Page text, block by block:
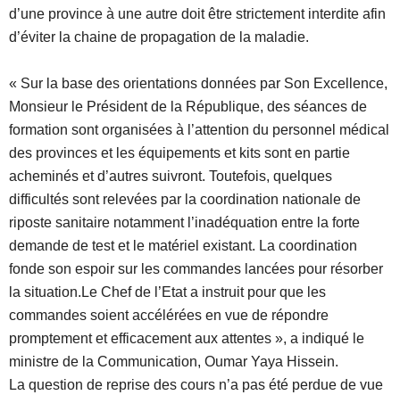
d’une province à une autre doit être strictement interdite afin
d’éviter la chaine de propagation de la maladie.
« Sur la base des orientations données par Son Excellence,
Monsieur le Président de la République, des séances de
formation sont organisées à l’attention du personnel médical
des provinces et les équipements et kits sont en partie
acheminés et d’autres suivront. Toutefois, quelques
difficultés sont relevées par la coordination nationale de
riposte sanitaire notamment l’inadéquation entre la forte
demande de test et le matériel existant. La coordination
fonde son espoir sur les commandes lancées pour résorber
la situation.Le Chef de l’Etat a instruit pour que les
commandes soient accélérées en vue de répondre
promptement et efficacement aux attentes », a indiqué le
ministre de la Communication, Oumar Yaya Hissein.
La question de reprise des cours n’a pas été perdue de vue